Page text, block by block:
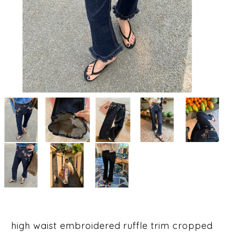
high waist embroidered ruffle trim cropped